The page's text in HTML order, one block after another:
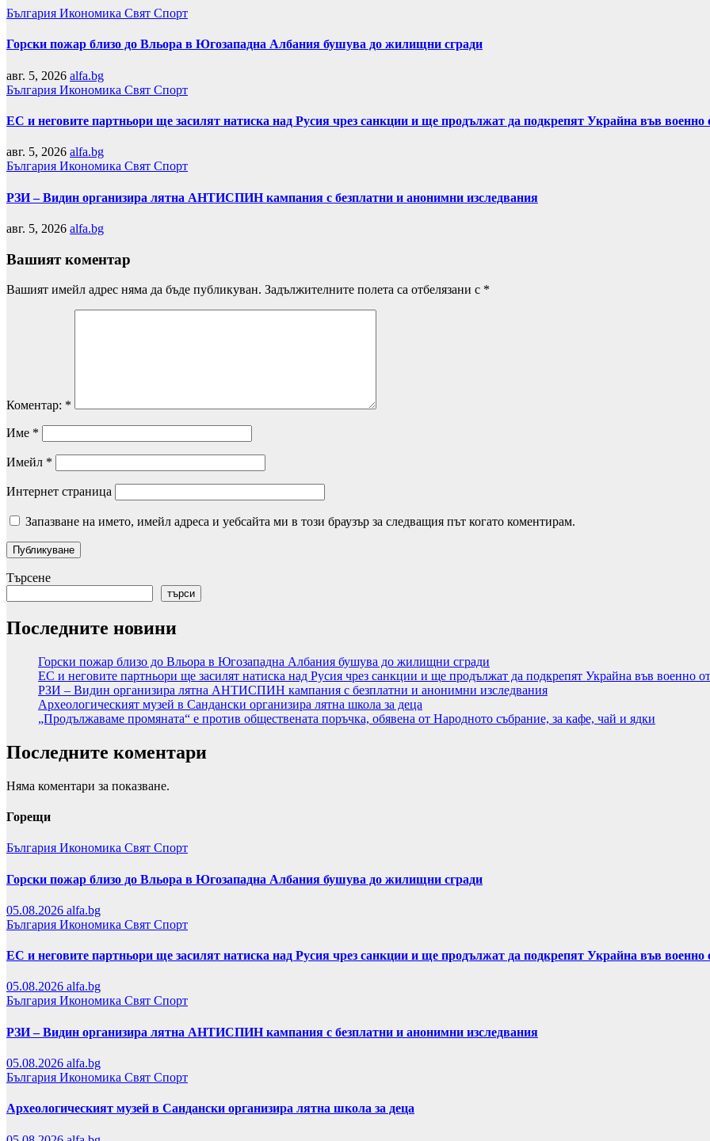
България Икономика Свят Спорт
Горски пожар близо до Вльора в Югозападна Албания бушува до жилищни сгради
авг. 5, 2026 alfa.bg
България Икономика Свят Спорт
ЕС и неговите партньори ще засилят натиска над Русия чрез санкции и ще продължат да подкрепят Украйна във
авг. 5, 2026 alfa.bg
България Икономика Свят Спорт
РЗИ – Видин организира лятна АНТИСПИН кампания с безплатни и анонимни изследвания
авг. 5, 2026 alfa.bg
Вашият коментар
Вашият имейл адрес няма да бъде публикуван. Задължителните полета са отбелязани с *
Коментар: *
Име *
Имейл *
Интернет страница
Запазване на името, имейл адреса и уебсайта ми в този браузър за следващия път когато коментирам.
Търсене
търси
Последните новини
Горски пожар близо до Вльора в Югозападна Албания бушува до жилищни сгради
ЕС и неговите партньори ще засилят натиска над Русия чрез санкции и ще продължат да подкрепят Украйна във военно
РЗИ – Видин организира лятна АНТИСПИН кампания с безплатни и анонимни изследвания
Археологическият музей в Сандански организира лятна школа за деца
„Продължаваме промяната“ е против обществената поръчка, обявена от Народното събрание, за кафе, чай и ядки
Последните коментари
Няма коментари за показване.
Горещи
България Икономика Свят Спорт
Горски пожар близо до Вльора в Югозападна Албания бушува до жилищни сгради
05.08.2026 alfa.bg
България Икономика Свят Спорт
ЕС и неговите партньори ще засилят натиска над Русия чрез санкции и ще продължат да подкрепят Украйна във
05.08.2026 alfa.bg
България Икономика Свят Спорт
РЗИ – Видин организира лятна АНТИСПИН кампания с безплатни и анонимни изследвания
05.08.2026 alfa.bg
България Икономика Свят Спорт
Археологическият музей в Сандански организира лятна школа за деца